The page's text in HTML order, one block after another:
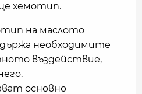
хемотип.
на маслото
необходимите
въздействие,
основно